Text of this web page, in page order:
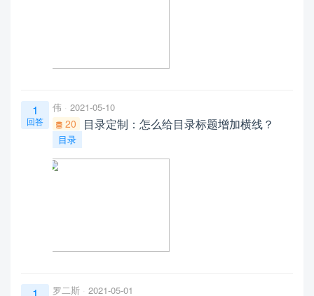
1
回答
伟 2021-05-10
20 目录定制：怎么给目录标题增加横线？
目录
1 罗二斯 2021-05-01